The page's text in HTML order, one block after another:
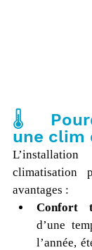
🌡️
une clim
climatisation
avantages :
Confort
d’une
l’année,